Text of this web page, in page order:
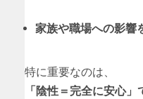
家族や職場への影響
特に重要なのは、
「陰性＝完全に安心」